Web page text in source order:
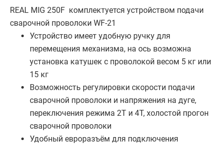
REAL MIG 250F комплектуется устройством подачи
сварочной проволоки WF-21
Устройство имеет удобную ручку для
перемещения механизма, на ось возможна
установка катушек с проволокой весом 5 кг или
15 кг
Возможность регулировки скорости подачи
сварочной проволоки и напряжения на дуге,
переключения режима 2Т и 4T, холостой прогон
сварочной проволоки
Удобный евроразъём для подключения